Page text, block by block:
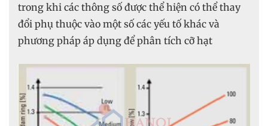
trong khi các thông số được thể hiện có thể thay
đổi phụ thuộc vào một số các yếu tố khác và
phương pháp áp dụng để phân tích cỡ hạt